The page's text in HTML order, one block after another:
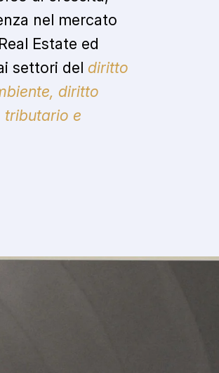
nel mercato
Estate ed
settori del diritto
diritto
e